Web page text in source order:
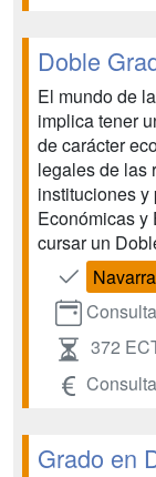
Doble
El mundo de
implica tener
de carácter
legales de las
instituciones
Económicas y
cursar un
372
Grado en